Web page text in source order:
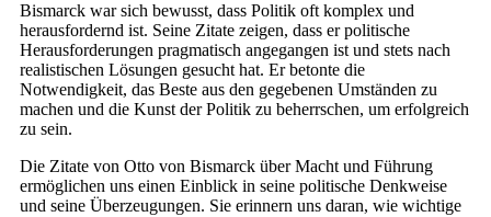
Bismarck war sich bewusst, dass Politik oft komplex und
herausfordernd ist. Seine Zitate zeigen, dass er politische
Herausforderungen pragmatisch angegangen ist und stets nach
realistischen Lösungen gesucht hat. Er betonte die
Notwendigkeit, das Beste aus den gegebenen Umständen zu
machen und die Kunst der Politik zu beherrschen, um erfolgreich
zu sein.
Die Zitate von Otto von Bismarck über Macht und Führung
ermöglichen uns einen Einblick in seine politische Denkweise
und seine Überzeugungen. Sie erinnern uns daran, wie wichtige